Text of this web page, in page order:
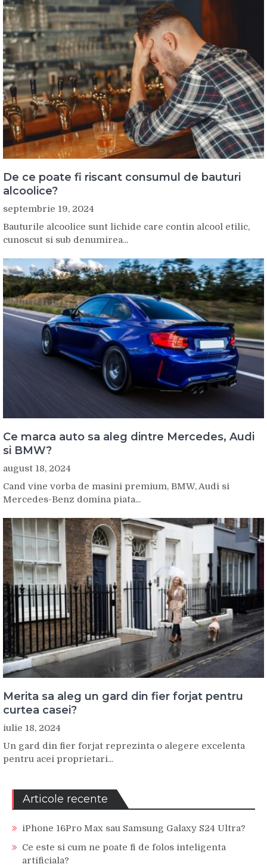
De ce poate fi riscant consumul de bauturi
alcoolice?
septembrie 19, 2024
Bauturile alcoolice sunt lichide care contin alcool etilic,
cunoscut si sub denumirea...
Ce marca auto sa aleg dintre Mercedes, Audi
si BMW?
august 18, 2024
Cand vine vorba de masini premium, BMW, Audi si
Mercedes-Benz domina piata...
Merita sa aleg un gard din fier forjat pentru
curtea casei?
iulie 18, 2024
Un gard din fier forjat reprezinta o alegere excelenta
pentru acei proprietari...
Articole recente
iPhone 16Pro Max sau Samsung Galaxy S24 Ultra?
Ce este si cum ne poate fi de folos inteligenta
artificiala?